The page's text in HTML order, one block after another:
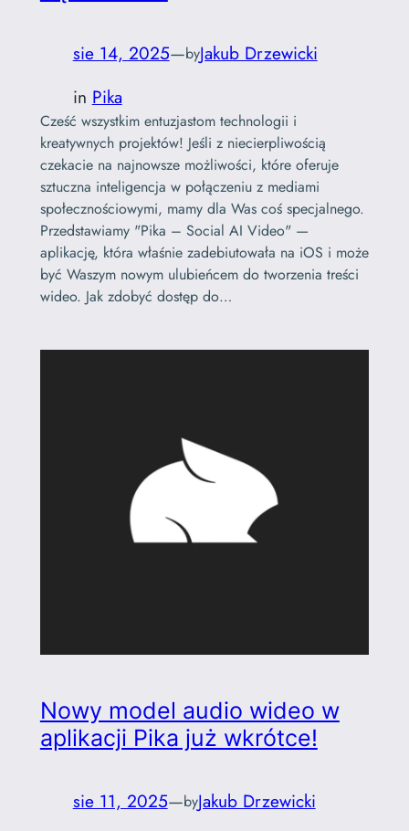
sie 14, 2025—byJakub Drzewicki
in Pika
Cześć wszystkim entuzjastom technologii i
kreatywnych projektów! Jeśli z niecierpliwością
czekacie na najnowsze możliwości, które oferuje
sztuczna inteligencja w połączeniu z mediami
społecznościowymi, mamy dla Was coś specjalnego.
Przedstawiamy "Pika – Social AI Video" —
aplikację, która właśnie zadebiutowała na iOS i może
być Waszym nowym ulubieńcem do tworzenia treści
wideo. Jak zdobyć dostęp do…
Nowy model audio wideo w
aplikacji Pika już wkrótce!
sie 11, 2025—byJakub Drzewicki